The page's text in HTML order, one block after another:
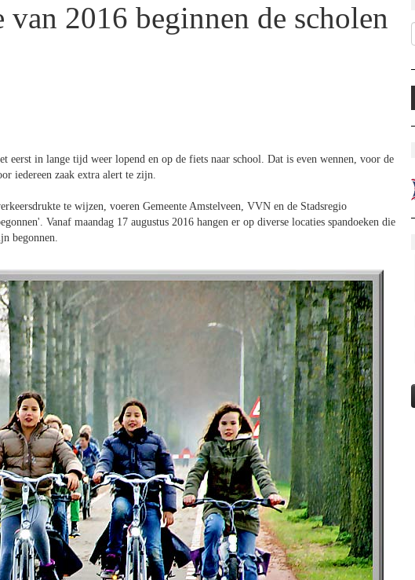
2016 beginnen de scholen
eerst in lange tijd weer lopend en op de fiets naar school. Dat is even wennen, voor de
iedereen zaak extra alert te zijn.
te wijzen, voeren Gemeente Amstelveen, VVN en de Stadsregio
Vanaf maandag 17 augustus 2016 hangen er op diverse locaties spandoeken die
begonnen.